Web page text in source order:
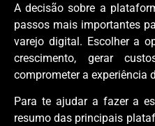
A decisão sobre a
passos mais importantes
varejo digital. Escolher a
crescimento, gerar
comprometer a experiência
Para te ajudar a fazer a
resumo das principais